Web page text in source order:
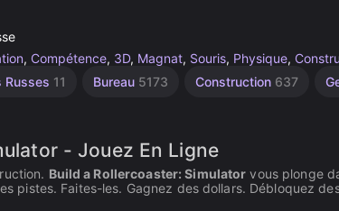
, Compétence, 3D, Magnat, Souris, Physique,
Russes 11 Bureau 5173 Construction 637
- Jouez En Ligne
Build a Rollercoaster: Simulator vous plonge
pistes. Faites-les. Gagnez des dollars. Débloquez